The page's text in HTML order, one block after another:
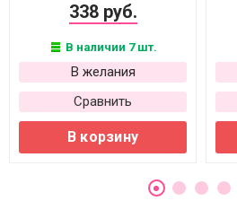
338 руб.
В наличии 7 шт.
В желания
Сравнить
В корзину